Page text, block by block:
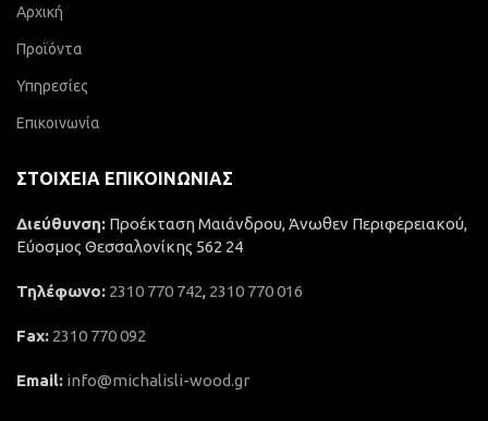
Αρχική
Προϊόντα
Υπηρεσίες
Επικοινωνία
ΣΤΟΙΧΕΊΑ ΕΠΙΚΟΙΝΩΝΊΑΣ
Διεύθυνση: Προέκταση Μαιάνδρου, Άνωθεν Περιφερειακού,
Εύοσμος Θεσσαλονίκης 562 24
Τηλέφωνο: 2310 770 742, 2310 770 016
Fax: 2310 770 092
Email: info@michalisli-wood.gr